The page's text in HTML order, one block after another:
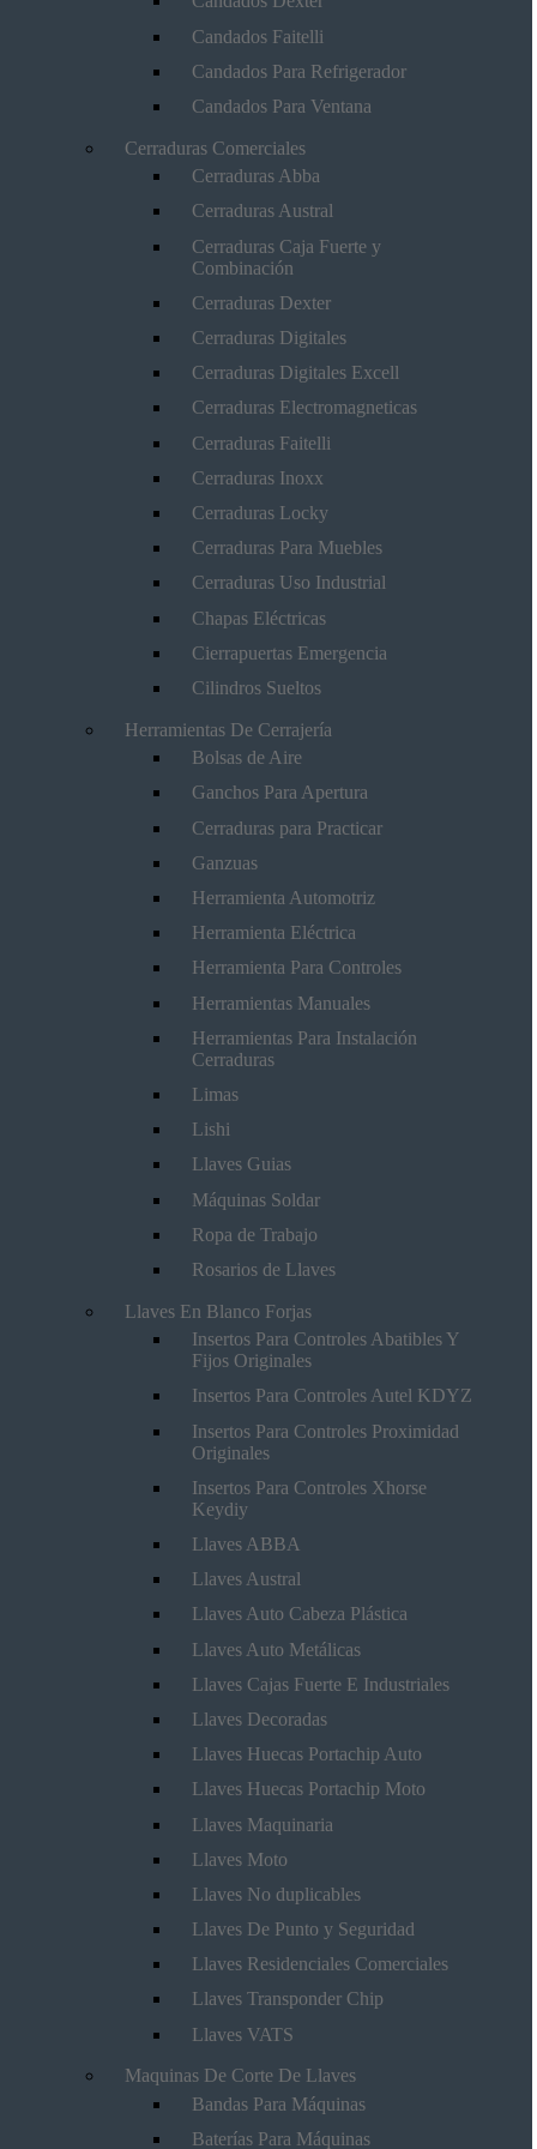
Candados Faitelli
Candados Para Refrigerador
Candados Para Ventana
Cerraduras Comerciales
Cerraduras Abba
Cerraduras Austral
Cerraduras Caja Fuerte y
Combinación
Cerraduras Dexter
Cerraduras Digitales
Cerraduras Digitales Excell
Cerraduras Electromagneticas
Cerraduras Faitelli
Cerraduras Inoxx
Cerraduras Locky
Cerraduras Para Muebles
Cerraduras Uso Industrial
Chapas Eléctricas
Cierrapuertas Emergencia
Cilindros Sueltos
Herramientas De Cerrajería
Bolsas de Aire
Ganchos Para Apertura
Cerraduras para Practicar
Ganzuas
Herramienta Automotriz
Herramienta Eléctrica
Herramienta Para Controles
Herramientas Manuales
Herramientas Para Instalación
Cerraduras
Limas
Lishi
Llaves Guias
Máquinas Soldar
Ropa de Trabajo
Rosarios de Llaves
Llaves En Blanco Forjas
Insertos Para Controles Abatibles Y
Fijos Originales
Insertos Para Controles Autel KDYZ
Insertos Para Controles Proximidad
Originales
Insertos Para Controles Xhorse
Keydiy
Llaves ABBA
Llaves Austral
Llaves Auto Cabeza Plástica
Llaves Auto Metálicas
Llaves Cajas Fuerte E Industriales
Llaves Decoradas
Llaves Huecas Portachip Auto
Llaves Huecas Portachip Moto
Llaves Maquinaria
Llaves Moto
Llaves No duplicables
Llaves De Punto y Seguridad
Llaves Residenciales Comerciales
Llaves Transponder Chip
Llaves VATS
Maquinas De Corte De Llaves
Bandas Para Máquinas
Baterías Para Máquinas